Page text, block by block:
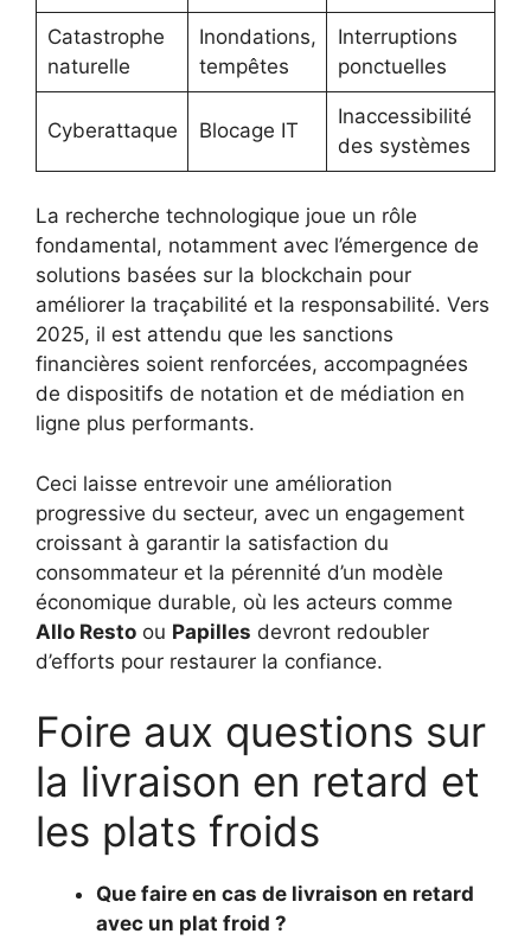
Catastrophe
naturelle
Inondations,
tempêtes
Interruptions
ponctuelles
Cyberattaque Blocage IT
Inaccessibilité
des systèmes
La recherche technologique joue un rôle
fondamental, notamment avec l’émergence de
solutions basées sur la blockchain pour
améliorer la traçabilité et la responsabilité. Vers
2025, il est attendu que les sanctions
financières soient renforcées, accompagnées
de dispositifs de notation et de médiation en
ligne plus performants.
Ceci laisse entrevoir une amélioration
progressive du secteur, avec un engagement
croissant à garantir la satisfaction du
consommateur et la pérennité d’un modèle
économique durable, où les acteurs comme
Allo Resto ou Papilles devront redoubler
d’efforts pour restaurer la confiance.
Foire aux questions sur
la livraison en retard et
les plats froids
Que faire en cas de livraison en retard
avec un plat froid ?